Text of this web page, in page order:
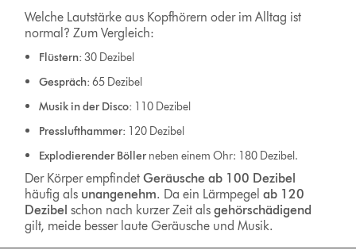
Welche Lautstärke aus Kopfhörern oder im Alltag ist
normal? Zum Vergleich:
Flüstern: 30 Dezibel
Gespräch: 65 Dezibel
Musik in der Disco: 110 Dezibel
Presslufthammer: 120 Dezibel
Explodierender Böller neben einem Ohr: 180 Dezibel.
Der Körper empfindetGeräusche ab 100 Dezibel
häufig als unangenehm. Da ein Lärmpegelab 120
Dezibelschon nach kurzer Zeit alsgehörschädigend
gilt, meide besser laute Geräusche und Musik.